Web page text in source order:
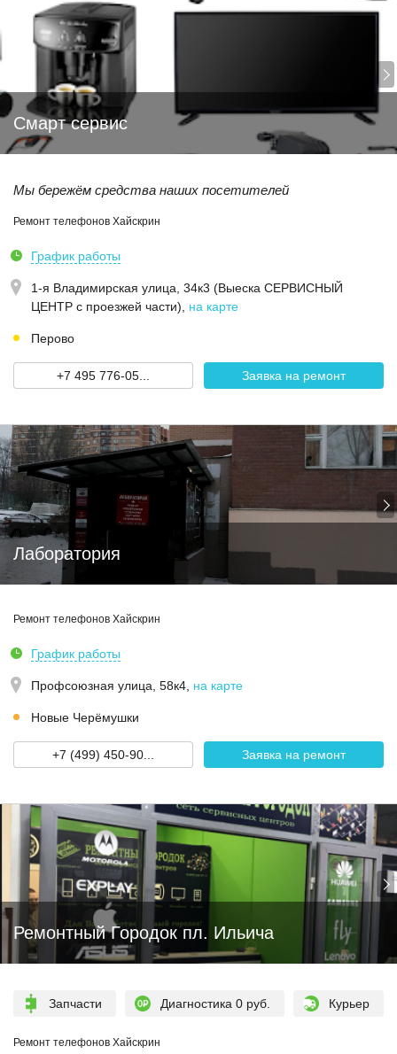
Смарт сервис
Мы бережём средства наших посетителей
Ремонт телефонов Хайскрин
График работы
1-я Владимирская улица, 34к3 (Выеска СЕРВИСНЫЙ
ЦЕНТР с проезжей части)
на карте
Перово
+7 495 776-05... Заявка на ремонт
Лаборатория
Ремонт телефонов Хайскрин
График работы
Профсоюзная улица, 58к4 на карте
Новые Черёмушки
+7 (499) 450-90... Заявка на ремонт
Ремонтный Городок пл. Ильича
Запчасти Диагностика 0 руб. Курьер
Ремонт телефонов Хайскрин